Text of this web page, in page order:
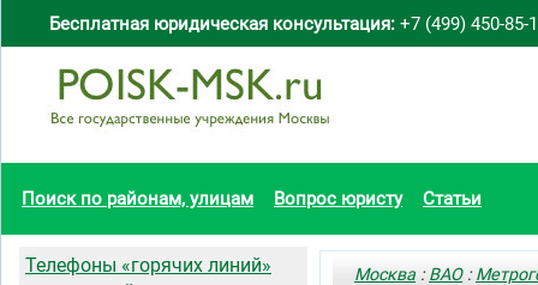
Бесплатная юридическая консультация: +7 (499) 450-85-
Поиск по районам, улицам Вопрос юристу Статьи
Москва :ВАО:
Телефоны «горячих линий»